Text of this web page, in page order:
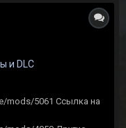
и DLC
mods/5061 Ссылка на